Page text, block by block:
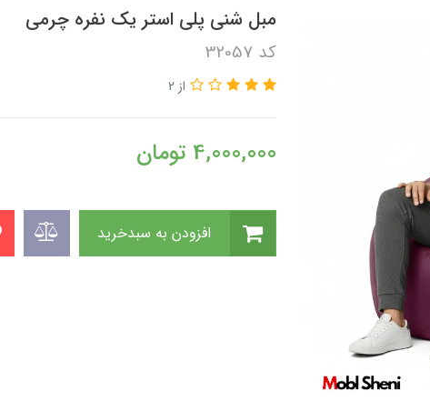
مبل شنی پلی استر یک نفره چرمی
کد 32057
از 2
4,000,000 تومان